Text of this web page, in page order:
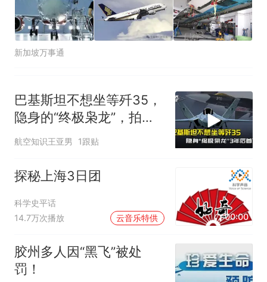
新加坡万事通
巴基斯坦不想坐等歼35，
隐身的“终极枭龙”，拍板
定在3年后首飞
航空知识王亚男 1跟贴
探秘上海3日团
科学史平话
14.7万次播放
云音乐特供 00:00
胶州多人因“黑飞”被处
罚！